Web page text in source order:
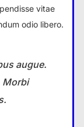
vitae
odio libero.
augue.
Morbi